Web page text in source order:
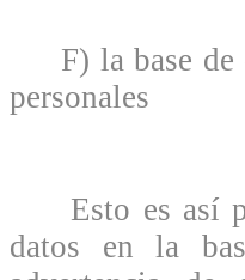
F) la base de
personales
Esto es así
datos en la